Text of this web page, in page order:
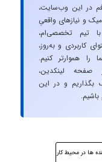
در این وب‌سایت،
و نیازهای واقعیِ
تیم تخصصی‌ام،
کاربردی و به‌روز،
هموارتر کنیم.
لینکدین،
بگذاریم و در این
ها در محیط کار